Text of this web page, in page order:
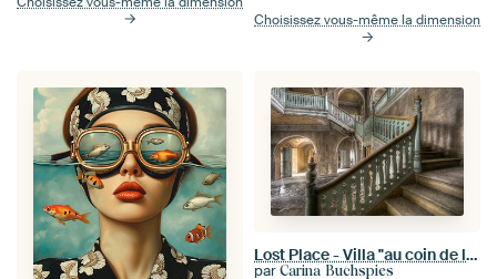
Choisissez vous-même la dimension
Lost Place - Villa "au coin de la rue
par Carina Buchspies